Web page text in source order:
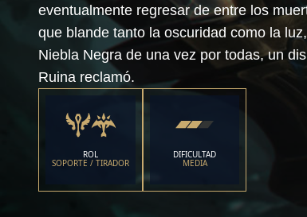
eventualmente regresar de entre los
que blande tanto la oscuridad como la
Niebla Negra de una vez por todas, un
Ruina reclamó.
ROL
SOPORTE / TIRADOR
DIFICULTAD
MEDIA